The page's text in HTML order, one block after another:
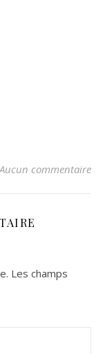
Aucun commentaire
Les champs